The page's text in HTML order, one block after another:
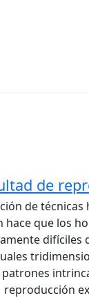
de
de
hace que los
difíciles
reproducción